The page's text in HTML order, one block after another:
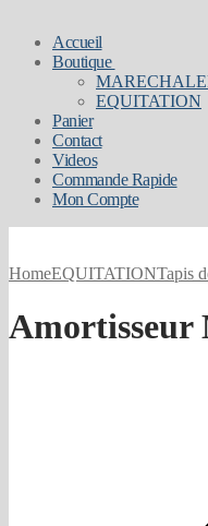
Accueil
Boutique
EQUITATION
Panier
Contact
Videos
Commande Rapide
Mon Compte
HomeEQUITATIONTapis
Amortisseur